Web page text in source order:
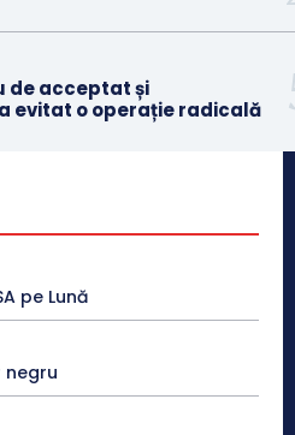
de acceptat și
evitat o operație radicală
pe Lună
negru